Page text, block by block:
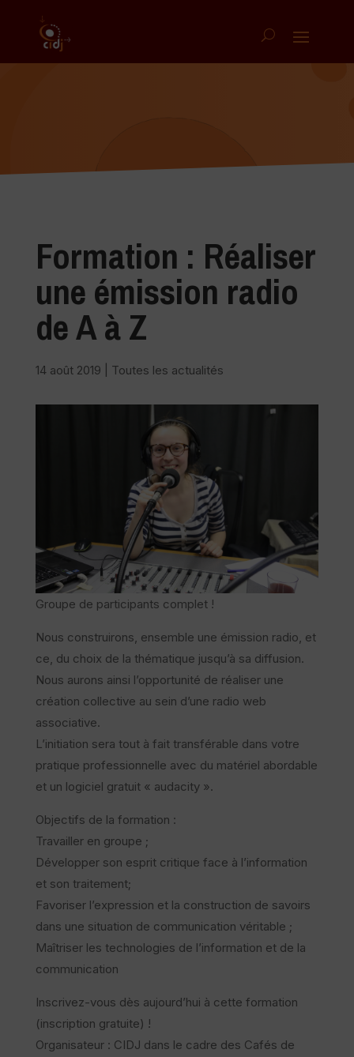
Formation : Réaliser
une émission radio
de A à Z
14 août 2019 Toutes les actualités
Groupe de participants complet !
Nous construirons, ensemble une émission radio, et
ce, du choix de la thématique jusqu’à sa diffusion.
Nous aurons ainsi l’opportunité de réaliser une
création collective au sein d’une radio web
associative.
L’initiation sera tout à fait transférable dans votre
pratique professionnelle avec du matériel abordable
et un logiciel gratuit « audacity ».
Objectifs de la formation :
Travailler en groupe ;
Développer son esprit critique face à l’information
et son traitement;
Favoriser l’expression et la construction de savoirs
dans une situation de communication véritable ;
Maîtriser les technologies de l’information et de la
communication
Inscrivez-vous dès aujourd’hui à cette formation
(inscription gratuite) !
Organisateur : CIDJ dans le cadre des Cafés de